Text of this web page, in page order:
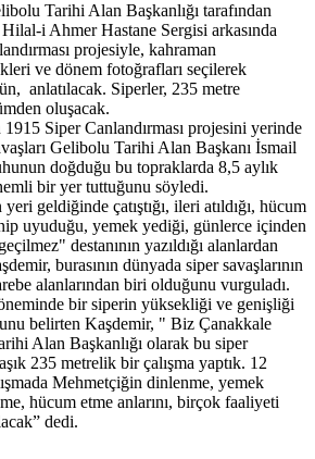
Tarihi Alan Başkanlığı tarafından
i Ahmer Hastane Sergisi arkasında
projesiyle, kahraman
ve dönem fotoğrafları seçilerek
anlatılacak. Siperler, 235 metre
oluşacak.
1915 Siper Canlandırması projesini yerinde
Gelibolu Tarihi Alan Başkanı İsmail
doğduğu bu topraklarda 8,5 aylık
bir yer tuttuğunu söyledi.
geldiğinde çatıştığı, ileri atıldığı, hücum
uyuduğu, yemek yediği, günlerce içinden
destanının yazıldığı alanlardan
burasının dünyada siper savaşlarının
alanlarından biri olduğunu vurguladı.
bir siperin yüksekliği ve genişliği
belirten Kaşdemir, " Biz Çanakkale
Alan Başkanlığı olarak bu siper
235 metrelik bir çalışma yaptık. 12
Mehmetçiğin dinlenme, yemek
hücum etme anlarını, birçok faaliyeti
dedi.